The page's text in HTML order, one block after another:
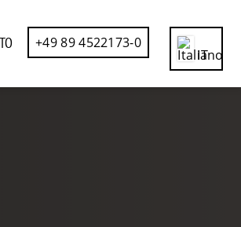
IT
+49 89 4522173-0